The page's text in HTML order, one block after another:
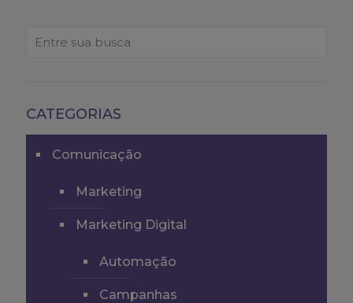
CATEGORIAS
Comunicação
Marketing
Marketing Digital
Automação
Campanhas